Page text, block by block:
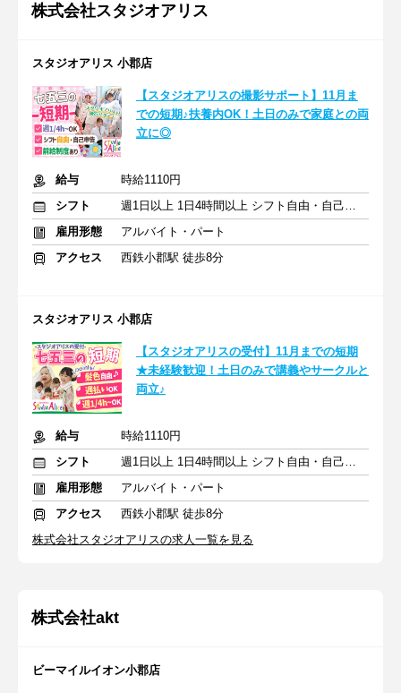
株式会社スタジオアリス
スタジオアリス 小郡店
【スタジオアリスの撮影サポート】11月ま
での短期♪扶養内OK！土日のみで家庭との両
立に◎
給与
時給1110円
シフト
週1日以上 1日4時間以上 シフト自由・自己申告
雇用形態
アルバイト・パート
アクセス
西鉄小郡駅 徒歩8分
スタジオアリス 小郡店
【スタジオアリスの受付】11月までの短期
★未経験歓迎！土日のみで講義やサークルと
両立♪
給与
時給1110円
シフト
週1日以上 1日4時間以上 シフト自由・自己申告
雇用形態
アルバイト・パート
アクセス
西鉄小郡駅 徒歩8分
株式会社スタジオアリスの求人一覧を見る
株式会社akt
ビーマイルイオン小郡店